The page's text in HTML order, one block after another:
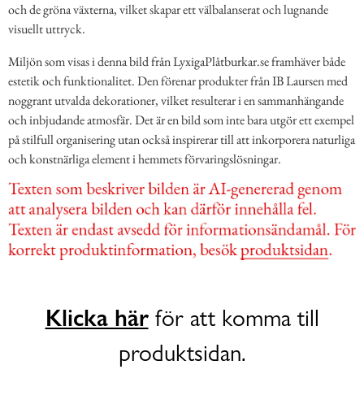
och de gröna växterna, vilket skapar ett välbalanserat och lugnande
visuellt uttryck.
Miljön som visas i denna bild från LyxigaPlåtburkar.se framhäver både
estetik och funktionalitet. Den förenar produkter från IB Laursen med
noggrant utvalda dekorationer, vilket resulterar i en sammanhängande
och inbjudande atmosfär. Det är en bild som inte bara utgör ett exempel
på stilfull organisering utan också inspirerar till att inkorporera naturliga
och konstnärliga element i hemmets förvaringslösningar.
Klicka härför att komma till
produktsidan.